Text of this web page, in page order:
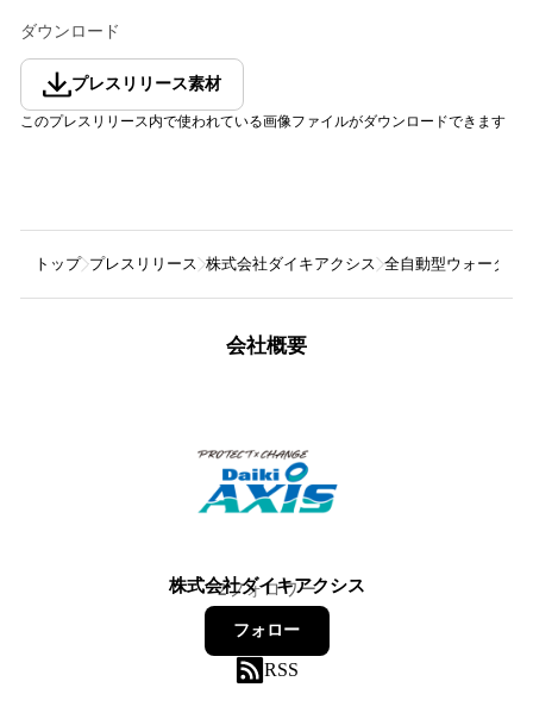
ダウンロード
プレスリリース素材
このプレスリリース内で使われている画像ファイルがダウンロードできます
トップ プレスリリース 株式会社ダイキアクシス 全自動型ウォーター
会社概要
株式会社ダイキアクシス
2フォロワー
フォロー
RSS